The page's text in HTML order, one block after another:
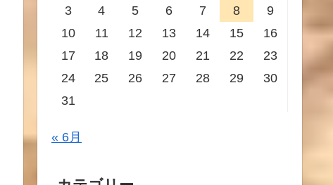
3
4 5 6 7 8
9
10
11 12 13 14 15
16
17
18 19 20 21 22
23
24
25 26 27 28 29
30
31
« 6月